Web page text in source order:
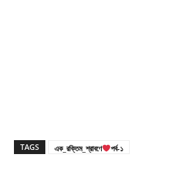
TAGS এক_রক্তিম_শ্রাবণে পর্ব-১